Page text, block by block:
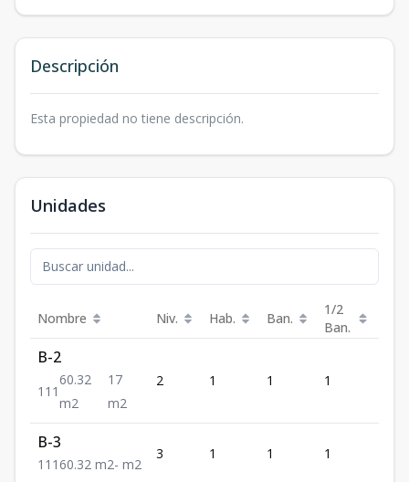
Descripción
Esta propiedad no tiene descripción.
Unidades
Nombre Niv. Hab. Ban.
1/2
Ban.
B-2
1 1 1
60.32
m2
17
m2
2 1 1 1
B-3
1 1 1 60.32 m2- m2
3 1 1 1